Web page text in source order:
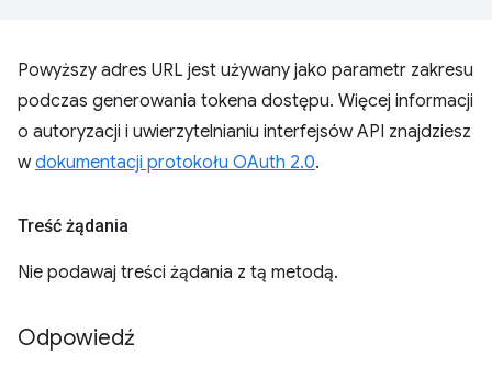
Powyższy adres URL jest używany jako parametr zakresu
podczas generowania tokena dostępu. Więcej informacji
o autoryzacji i uwierzytelnianiu interfejsów API znajdziesz
wdokumentacji protokołu OAuth 2.0.
Treść żądania
Nie podawaj treści żądania z tą metodą.
Odpowiedź